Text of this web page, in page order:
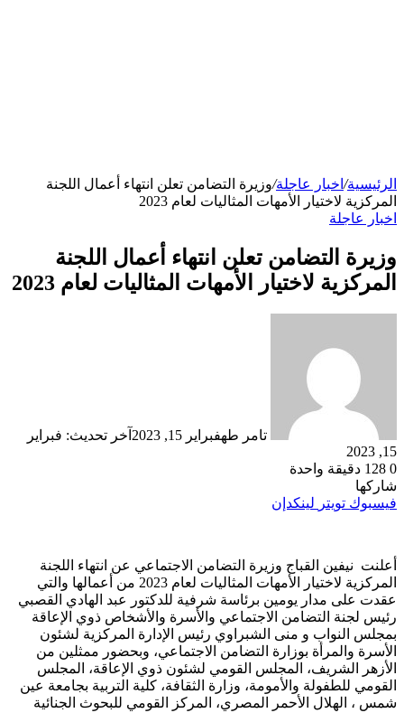
الرئيسية/ اخبار عاجلة/وزيرة التضامن تعلن انتهاء أعمال اللجنة
المركزية لاختيار الأمهات المثاليات لعام 2023
اخبار عاجلة
وزيرة التضامن تعلن انتهاء أعمال اللجنة
المركزية لاختيار الأمهات المثاليات لعام 2023
تامر طهفبراير 15, 2023
آخر تحديث: فبراير
15, 2023
0
دقيقة واحدة
شاركها
فيسبوك تويتر لينكدإن
أعلنت نيفين القباج وزيرة التضامن الاجتماعي عن انتهاء اللجنة
المركزية لاختيار الأمهات المثاليات لعام 2023 من أعمالها والتي
عقدت على مدار يومين برئاسة شرفية للدكتور عبد الهادي القصبي
رئيس لجنة التضامن الاجتماعي والأسرة والأشخاص ذوي الإعاقة
بمجلس النواب و منى الشبراوي رئيس الإدارة المركزية لشئون
الأسرة والمرأة بوزارة التضامن الاجتماعي، وبحضور ممثلين من
الأزهر الشريف، المجلس القومي لشئون ذوي الإعاقة، المجلس
القومي للطفولة والأمومة، وزارة الثقافة، كلية التربية بجامعة عين
شمس ، الهلال الأحمر المصري، المركز القومي للبحوث الجنائية